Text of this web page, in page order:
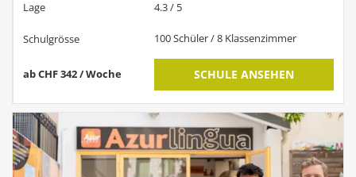
Lage
4.3 / 5
Schulgrösse 100 Schüler / 8 Klassenzimmer
ab CHF 342 / Woche SCHULE ANSEHEN